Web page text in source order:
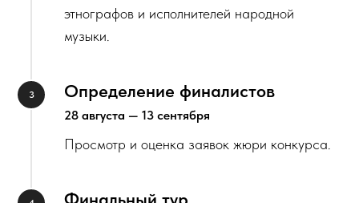
этнографов и исполнителей народной
музыки.
Определение финалистов
28 августа — 13 сентября
Просмотр и оценка заявок жюри конкурса.
Финальный тур